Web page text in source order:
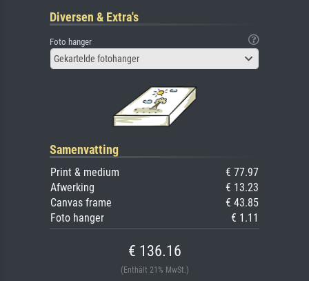
Diversen & Extra's
Foto hanger
Gekartelde fotohanger
Samenvatting
Print & medium
€ 77.97
Afwerking
€ 13.23
Canvas frame
€ 43.85
Foto hanger
€ 1.11
€ 136.16
(Enthält 21% MwSt.)